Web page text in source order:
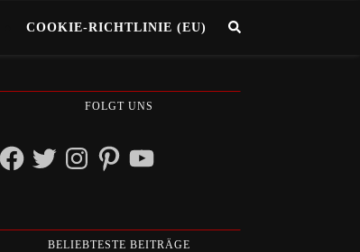
COOKIE-RICHTLINIE (EU)
FOLGT UNS
FacebookTwitterInstagramPinterestYouTube
BELIEBTESTE BEITRÄGE